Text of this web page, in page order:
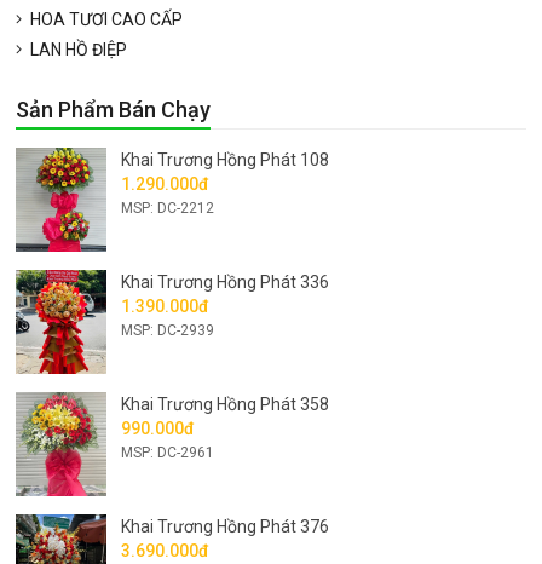
HOA TƯƠI CAO CẤP
LAN HỒ ĐIỆP
Sản Phẩm Bán Chạy
Khai Trương Hồng Phát 108
1.290.000đ
MSP: DC-2212
Khai Trương Hồng Phát 336
1.390.000đ
MSP: DC-2939
Khai Trương Hồng Phát 358
990.000đ
MSP: DC-2961
Khai Trương Hồng Phát 376
3.690.000đ